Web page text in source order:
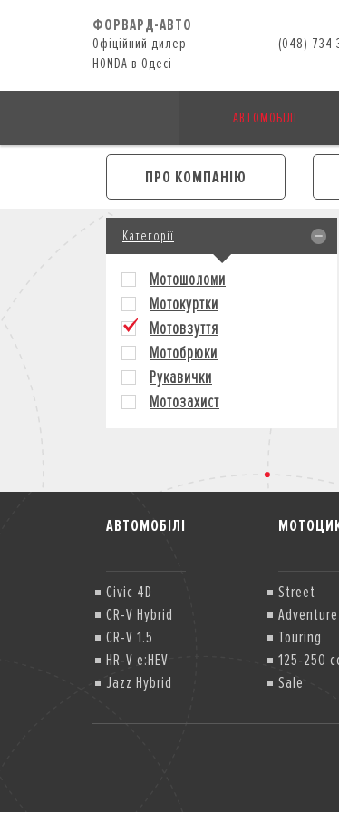
ФОРВАРД-АВТО
Офіційний дилер
HONDA в Одесі
(048) 734
АВТОМОБІЛІ
ПРО КОМПАНІЮ
Категорії
Мотошоломи
Мотокуртки
Мотовзуття
Мотобрюки
Рукавички
Мотозахист
АВТОМОБІЛІ
Civic 4D
CR-V Hybrid
CR-V 1.5
HR-V e:HEV
Jazz Hybrid
Jazz Hybrid Crosstar (2)
Street
Adventure
Touring
125-250
Sale